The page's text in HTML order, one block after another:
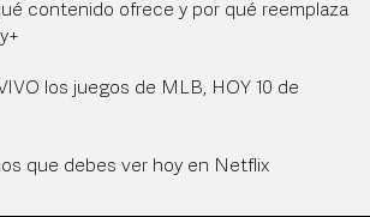
contenido ofrece y por qué reemplaza
los juegos de MLB, HOY 10 de
que debes ver hoy en Netflix